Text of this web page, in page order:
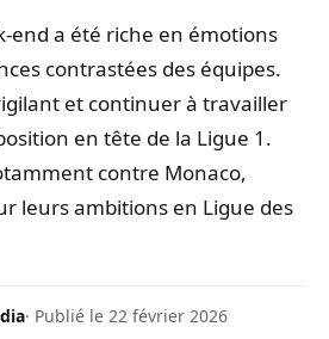
end a été riche en émotions
contrastées des équipes.
et continuer à travailler
en tête de la Ligue 1.
contre Monaco,
leurs ambitions en Ligue des
· Publié le 22 février 2026